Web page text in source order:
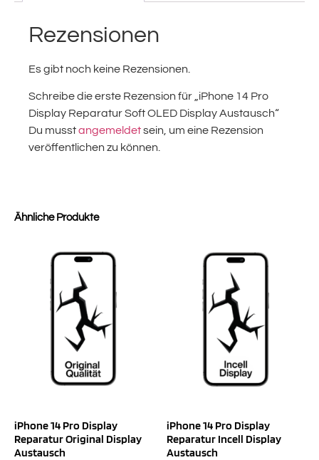
Ähnliche Produkte
iPhone 14 Pro Display
Reparatur Original Display
Austausch
iPhone 14 Pro Display
Reparatur Incell Display
Austausch
Rezensionen
Es gibt noch keine Rezensionen.
Schreibe die erste Rezension für „iPhone 14 Pro
Display Reparatur Soft OLED Display Austausch“
Du musstangemeldetsein, um eine Rezension
veröffentlichen zu können.